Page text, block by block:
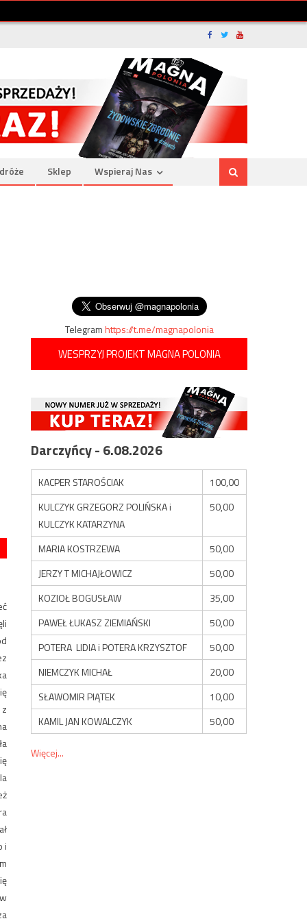
Sklep Wspieraj Nas
i
Telegramhttps://t.me/magnapolonia
WESPRZYJ PROJEKT MAGNA POLONIA
Darczyńcy - 6.08.2026
KACPER STAROŚCIAK
100,00
KULCZYK GRZEGORZ POLIŃSKA i
KULCZYK KATARZYNA
50,00
MARIA KOSTRZEWA
50,00
JERZY T MICHAJŁOWICZ
50,00
KOZIOŁ BOGUSŁAW
35,00
PAWEŁ ŁUKASZ ZIEMIAŃSKI
50,00
POTERA LIDIA i POTERA KRZYSZTOF
50,00
NIEMCZYK MICHAŁ
20,00
SŁAWOMIR PIĄTEK
10,00
KAMIL JAN KOWALCZYK
50,00
Więcej...